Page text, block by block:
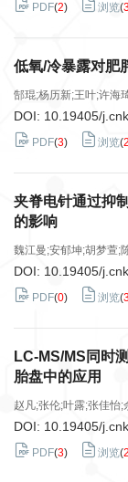
PDF(2) 浏览(
低氧/冷暴露对肥
郜琨;杨历新;王叶;许海
DOI: 10.19405/
PDF(3) 浏览(
夹脊电针通过抑
的影响
魏江曼;安郁坤;胡梦萱;
DOI: 10.19405/
PDF(0) 浏览(
LC-MS/MS同时
胎盘中的应用
赵凡;张伦;叶露;张佳怡;
DOI: 10.19405/
PDF(3) 浏览(